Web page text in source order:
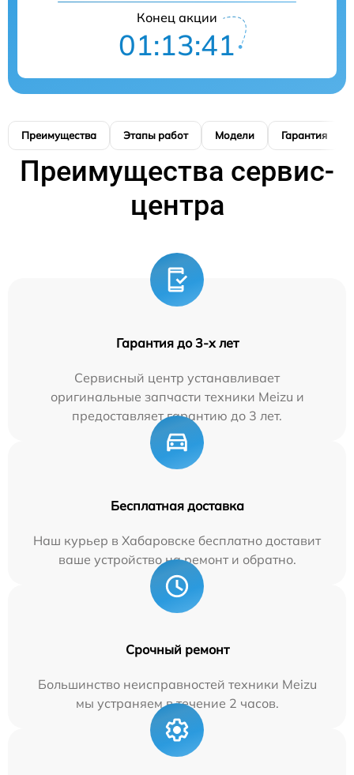
Конец акции
01:13:41
Преимущества Этапы работ Модели Гарантия
Преимущества сервис-
центра
Гарантия до 3-х лет
Сервисный центр устанавливает
оригинальные запчасти техники Meizu и
предоставляет гарантию до 3 лет.
Бесплатная доставка
Наш курьер в Хабаровске бесплатно доставит
ваше устройство на ремонт и обратно.
Срочный ремонт
Большинство неисправностей техники Meizu
мы устраняем в течение 2 часов.